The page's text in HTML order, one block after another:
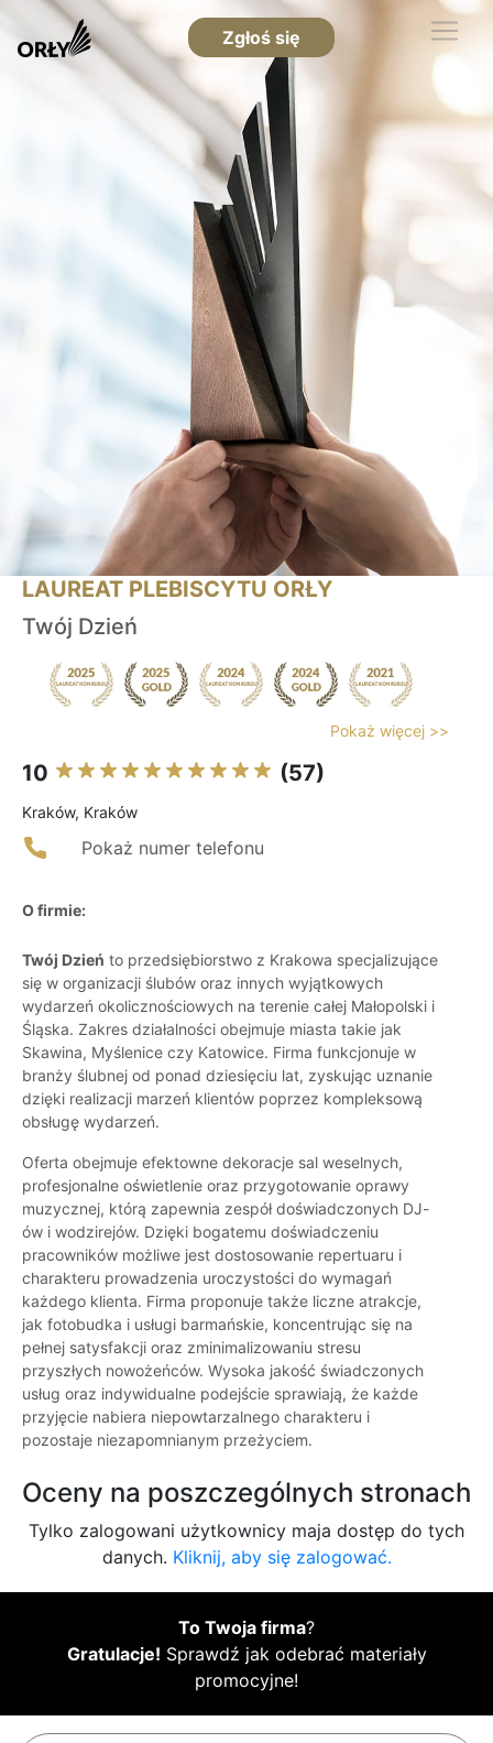
Zgłoś się
LAUREAT PLEBISCYTU ORŁY
Twój Dzień
Pokaż więcej >>
10 (57)
Kraków, Kraków
Pokaż numer telefonu
O firmie:
Twój Dzień to przedsiębiorstwo z Krakowa specjalizujące
się w organizacji ślubów oraz innych wyjątkowych
wydarzeń okolicznościowych na terenie całej Małopolski i
Śląska. Zakres działalności obejmuje miasta takie jak
Skawina, Myślenice czy Katowice. Firma funkcjonuje w
branży ślubnej od ponad dziesięciu lat, zyskując uznanie
dzięki realizacji marzeń klientów poprzez kompleksową
obsługę wydarzeń.
Oferta obejmuje efektowne dekoracje sal weselnych,
profesjonalne oświetlenie oraz przygotowanie oprawy
muzycznej, którą zapewnia zespół doświadczonych DJ-
ów i wodzirejów. Dzięki bogatemu doświadczeniu
pracowników możliwe jest dostosowanie repertuaru i
charakteru prowadzenia uroczystości do wymagań
każdego klienta. Firma proponuje także liczne atrakcje,
jak fotobudka i usługi barmańskie, koncentrując się na
pełnej satysfakcji oraz zminimalizowaniu stresu
przyszłych nowożeńców. Wysoka jakość świadczonych
usług oraz indywidualne podejście sprawiają, że każde
przyjęcie nabiera niepowtarzalnego charakteru i
pozostaje niezapomnianym przeżyciem.
Oceny na poszczególnych stronach
Tylko zalogowani użytkownicy maja dostęp do tych
danych. Kliknij, aby się zalogować.
To Twoja firma?
Gratulacje! Sprawdź jak odebrać materiały
promocyjne!